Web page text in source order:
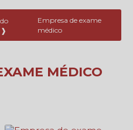
Empresa de exame
médico
MÉDICO